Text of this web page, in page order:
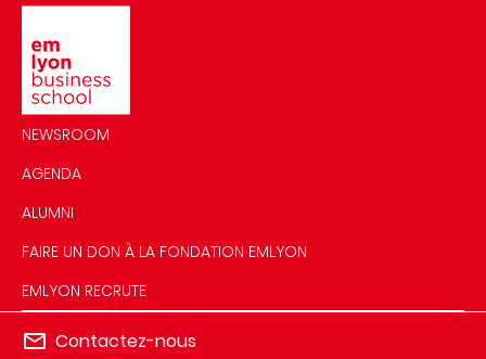
NEWSROOM
AGENDA
ALUMNI
FAIRE UN DON À LA FONDATION EMLYON
EMLYON RECRUTE
Contactez-nous